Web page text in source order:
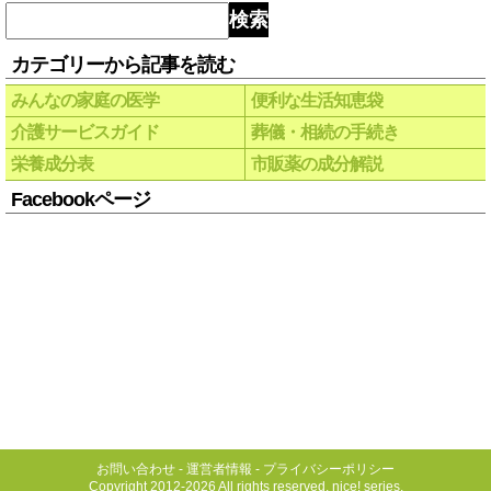
検索
カテゴリーから記事を読む
みんなの家庭の医学
便利な生活知恵袋
介護サービスガイド
葬儀・相続の手続き
栄養成分表
市販薬の成分解説
Facebookページ
お問い合わせ - 運営者情報 - プライバシーポリシー
Copyright 2012-2026 All rights reserved, nice! series.